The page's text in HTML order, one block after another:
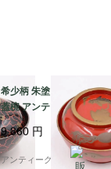
希少柄 朱塗り 蒔絵入り
蓋椀 アンティーク 骨董
和食 漆器の器 日本の美
海の生き物 かわいい
（蛸・エイ・鯛・魚）
9,860 円
アンティークブルーパロ